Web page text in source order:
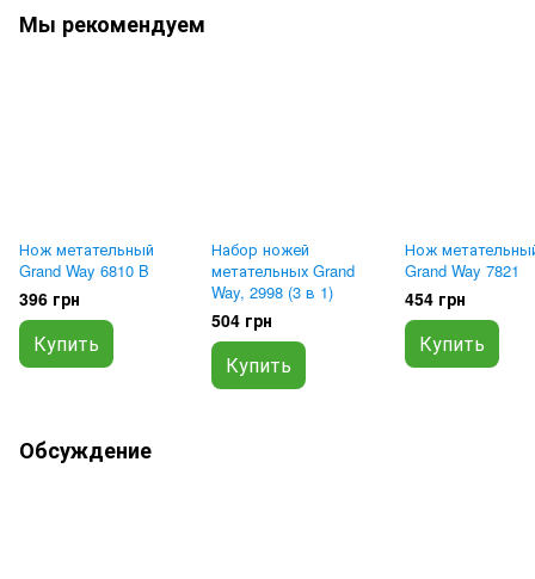
Мы рекомендуем
Нож метательный
Grand Way 6810 B
396 грн
Купить
Набор ножей
метательных Grand
Way, 2998 (3 в 1)
504 грн
Купить
Нож
Grand Way 7821
454 грн
Купить
Обсуждение